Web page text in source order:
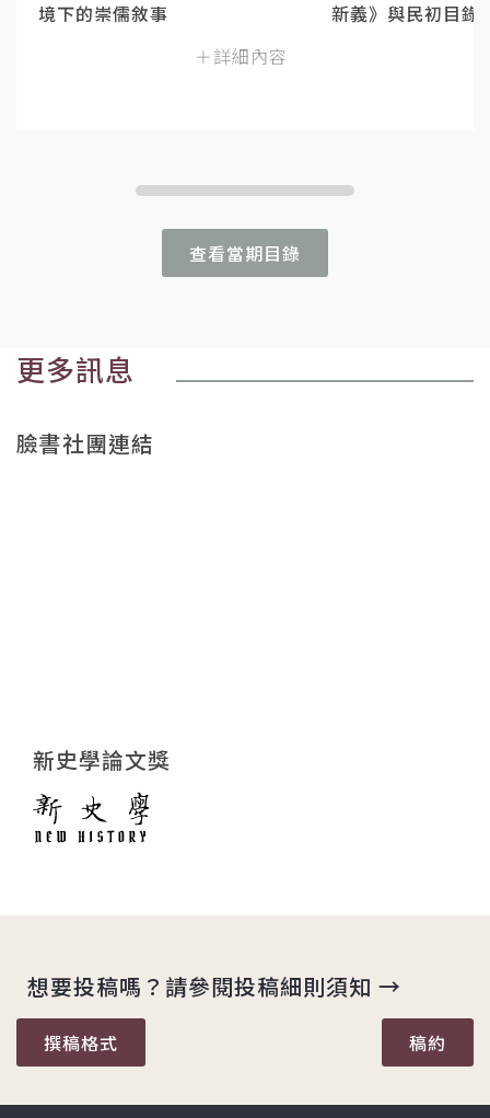
境下的崇儒敘事
＋詳細內容
新義》與民初目錄
查看當期目錄
更多訊息
臉書社團連結
新史學論文獎
想要投稿嗎？請參閱投稿細則須知 →
撰稿格式 稿約